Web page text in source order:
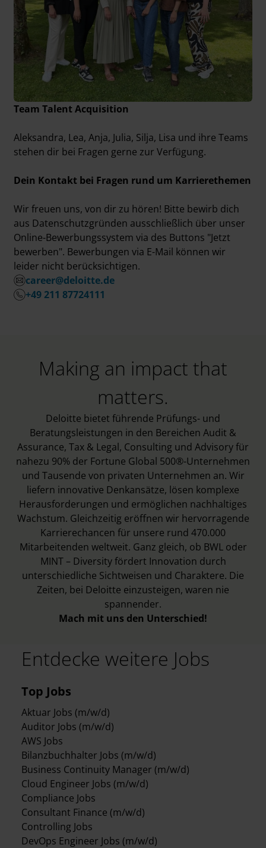
Team Talent Acquisition
Aleksandra, Lea, Anja, Julia, Silja, Lisa und ihre Teams
stehen dir bei Fragen gerne zur Verfügung.
Dein Kontakt bei Fragen rund um Karrierethemen
Wir freuen uns, von dir zu hören! Bitte bewirb dich
aus Datenschutzgründen ausschließlich über unser
Online-Bewerbungssystem via des Buttons "Jetzt
bewerben". Bewerbungen via E-Mail können wir
leider nicht berücksichtigen.
career@deloitte.de
+49 211 87724111
Making an impact that
matters.
Deloitte bietet führende Prüfungs- und
Beratungsleistungen in den Bereichen Audit &
Assurance, Tax & Legal, Consulting und Advisory für
nahezu 90% der Fortune Global 500®-Unternehmen
und Tausende von privaten Unternehmen an. Wir
liefern innovative Denkansätze, lösen komplexe
Herausforderungen und ermöglichen nachhaltiges
Wachstum. Gleichzeitig eröffnen wir hervorragende
Karrierechancen für unsere rund 470.000
Mitarbeitenden weltweit. Ganz gleich, ob BWL oder
MINT – Diversity fördert Innovation durch
unterschiedliche Sichtweisen und Charaktere. Die
Zeiten, bei Deloitte einzusteigen, waren nie
spannender.
Mach mit uns den Unterschied!
Entdecke weitere Jobs
Top Jobs
Aktuar Jobs (m/w/d)
Auditor Jobs (m/w/d)
AWS Jobs
Bilanzbuchhalter Jobs (m/w/d)
Business Continuity Manager (m/w/d)
Cloud Engineer Jobs (m/w/d)
Compliance Jobs
Consultant Finance (m/w/d)
Controlling Jobs
DevOps Engineer Jobs (m/w/d)